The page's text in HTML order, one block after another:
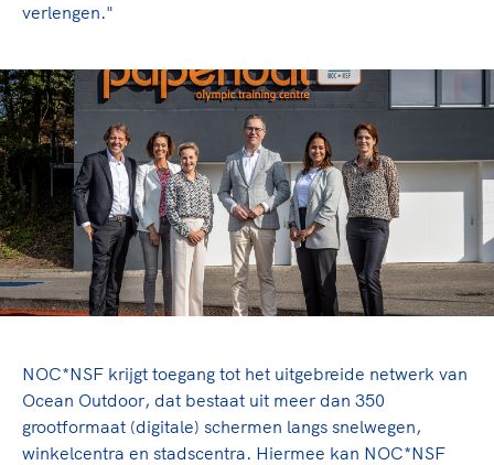
verlengen."
NOC*NSF krijgt toegang tot het uitgebreide netwerk van
Ocean Outdoor, dat bestaat uit meer dan 350
grootformaat (digitale) schermen langs snelwegen,
winkelcentra en stadscentra. Hiermee kan NOC*NSF